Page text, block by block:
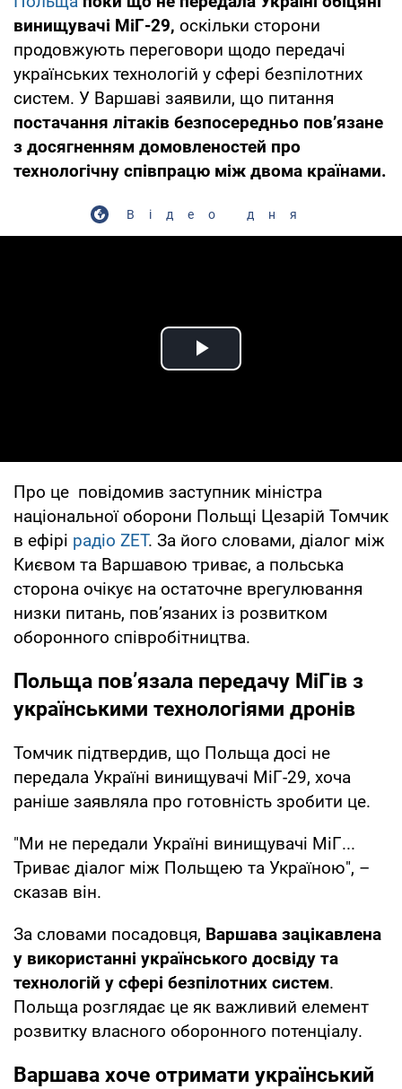
винищувачі МіГ-29, оскільки сторони
продовжують переговори щодо передачі
українських технологій у сфері безпілотних
систем. У Варшаві заявили, що питання
постачання літаків безпосередньо пов’язане
з досягненням домовленостей про
технологічну співпрацю між двома країнами.
Відео дня
Play Video
Про це повідомив заступник міністра
національної оборони Польщі Цезарій Томчик
в ефірі радіо ZET. За його словами, діалог між
Києвом та Варшавою триває, а польська
сторона очікує на остаточне врегулювання
низки питань, пов’язаних із розвитком
оборонного співробітництва.
Польща пов’язала передачу МіГів з
українськими технологіями дронів
Томчик підтвердив, що Польща досі не
передала Україні винищувачі МіГ-29, хоча
раніше заявляла про готовність зробити це.
"Ми не передали Україні винищувачі МіГ...
Триває діалог між Польщею та Україною", –
сказав він.
За словами посадовця, Варшава зацікавлена
у використанні українського досвіду та
технологій у сфері безпілотних систем.
Польща розглядає це як важливий елемент
розвитку власного оборонного потенціалу.
Варшава хоче отримати український